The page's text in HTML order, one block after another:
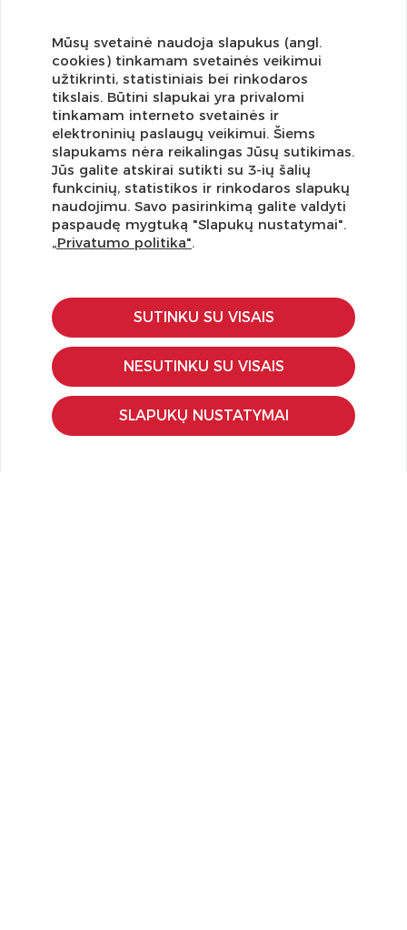
Užsisakykite naujienlaiškį ir pirmi gaukite geriausius
pasiūlymus!
KLIENTŲ APTARNAVIMAS
Pirkimo – pardavimo taisyklės
Pristatymas ir grąžinimas
Apmokėjimo būdai
Kokybės ir saugumo standartai
Privatumo taisyklės
Mūsų svetainė naudoja slapukus (angl.
cookies) tinkamam svetainės veikimui
užtikrinti, statistiniais bei rinkodaros
tikslais. Būtini slapukai yra privalomi
tinkamam interneto svetainės ir
elektroninių paslaugų veikimui. Šiems
slapukams nėra reikalingas Jūsų sutikimas.
Jūs galite atskirai sutikti su 3-ių šalių
funkcinių, statistikos ir rinkodaros slapukų
naudojimu. Savo pasirinkimą galite valdyti
paspaudę mygtuką "Slapukų nustatymai".
„Privatumo politika".
SUTINKU SU VISAIS
NESUTINKU SU VISAIS
SLAPUKŲ NUSTATYMAI